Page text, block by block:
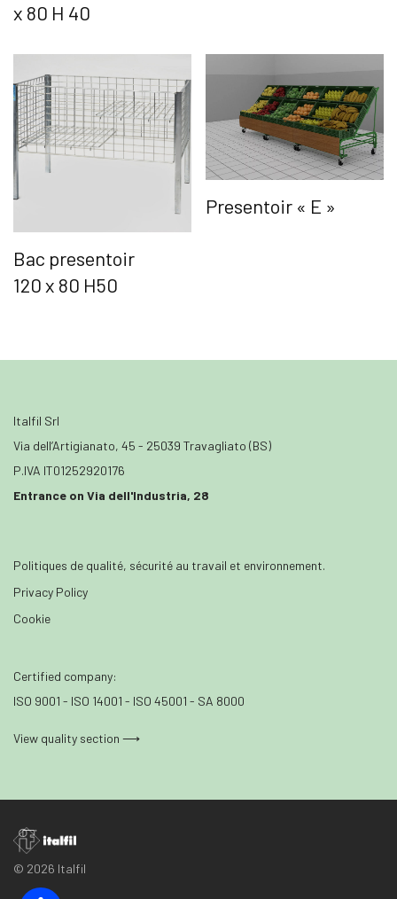
x 80 H 40
Bac presentoir
120 x 80 H50
Presentoir « E »
Italfil Srl
Via dell’Artigianato, 45 - 25039 Travagliato (BS)
P.IVA IT01252920176
Entrance on Via dell'Industria, 28
Politiques de qualité, sécurité au travail et environnement.
Privacy Policy
Cookie
Certified company:
ISO 9001 - ISO 14001 - ISO 45001 - SA 8000
View quality section ⟶
© 2026 Italfil